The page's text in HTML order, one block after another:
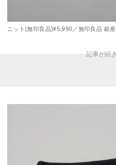
ニット(無印良品)¥5,990／無印良品 銀座